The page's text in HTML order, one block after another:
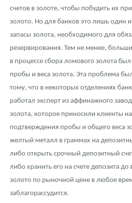
счетов в золоте, чтобы побудить их
золото. Но для банков это лишь один
запасы золота, необходимого для
резервирования. Тем не менее,
в процессе сбора ломового золота
пробы и веса золота. Эта проблема
тому, что в некоторых отделениях
работал эксперт из аффинажного
золота, которое приносили клиенты
подтверждения пробы и общего веса
желтый металл в граммах на
либо открыть срочный депозитный
либо хранить его на счете депозита
золото по рыночной цене в любое
заблагорассудится.